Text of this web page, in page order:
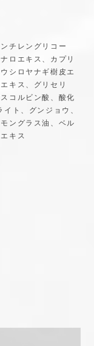
チレングリコー
ロエキス、カプリ
シロヤナギ樹皮エ
キス、グリセリ
コルビン酸、酸化
ト、グンジョウ、
ングラス油、ベル
キス